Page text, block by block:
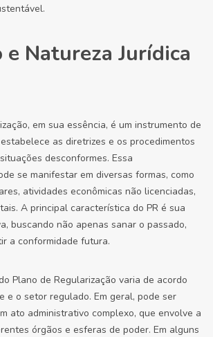
e Natureza Jurídica
em sua essência, é um instrumento de
as diretrizes e os procedimentos
desconformes. Essa
se manifestar em diversas formas, como
atividades econômicas não licenciadas,
A principal característica do PR é sua
buscando não apenas sanar o passado,
a conformidade futura.
Plano de Regularização varia de acordo
e o setor regulado. Em geral, pode ser
ato administrativo complexo, que envolve a
órgãos e esferas de poder. Em alguns